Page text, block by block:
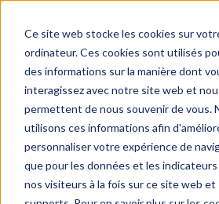
Ce site web stocke les cookies sur
ordinateur. Ces cookies sont utilisés
des informations sur la manière dont
interagissez avec notre site web et
permettent de nous souvenir de vous.
utilisons ces informations afin
personnaliser votre expérience de
que pour les données et les
nos visiteurs à la fois sur ce site web
Aller
contenu